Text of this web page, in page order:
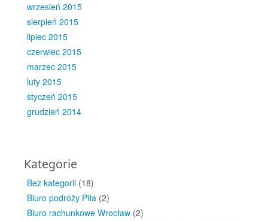
wrzesień 2015
sierpień 2015
lipiec 2015
czerwiec 2015
marzec 2015
luty 2015
styczeń 2015
grudzień 2014
Kategorie
Bez kategorii (18)
Biuro podróży Piła (2)
Biuro rachunkowe Wrocław (2)